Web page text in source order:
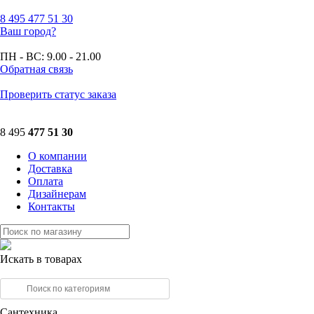
8 495 477 51 30
Ваш город?
ПН - ВС: 9.00 - 21.00
Обратная связь
Проверить статус заказа
8 495 477 51 30
О компании
Доставка
Оплата
Дизайнерам
Контакты
Искать в товарах